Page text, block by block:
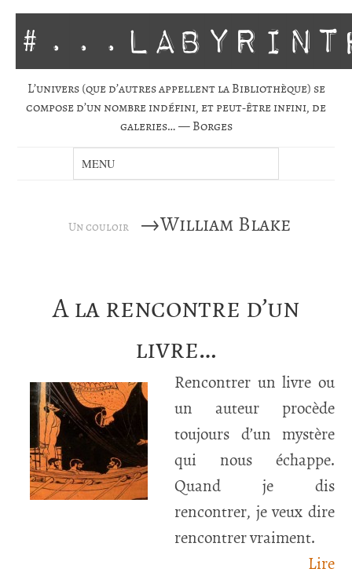
L’univers (que d’autres appellent la Biblio­thèque) se
com­pose d’un nombre indé­fini, et peut-être infini, de
gale­ries… — Borges
Un couloir →William Blake
A la rencontre d’un
livre…
Rencontrer un livre ou
un auteur procède
toujours d’un mystère
qui nous échappe.
Quand je dis
rencontrer, je veux dire
rencontrer vraiment.
Lire